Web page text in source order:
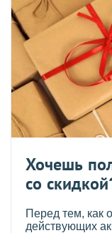
Хочешь
со
Перед тем, как
действующих